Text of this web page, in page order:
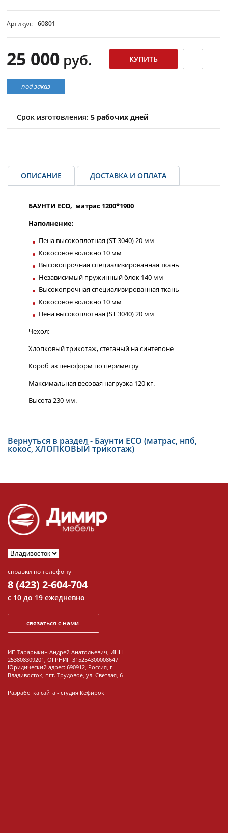
Артикул: 60801
25 000 руб.
под заказ
Срок изготовления: 5 рабочих дней
ОПИСАНИЕ ДОСТАВКА И ОПЛАТА
БАУНТИ ECO, матрас 1200*1900
Наполнение:
Пена высокоплотная (ST 3040) 20 мм
Кокосовое волокно 10 мм
Высокопрочная специализированная ткань
Независимый пружинный блок 140 мм
Высокопрочная специализированная ткань
Кокосовое волокно 10 мм
Пена высокоплотная (ST 3040) 20 мм
Чехол:
Хлопковый трикотаж, стеганый на синтепоне
Короб из пеноформ по периметру
Максимальная весовая нагрузка 120 кг.
Высота 230 мм.
Вернуться в раздел - Баунти ECO (матрас, нпб,
кокос, ХЛОПКОВЫЙ трикотаж)
справки по телефону
8 (423) 2-604-704
с 10 до 19 ежедневно
связаться с нами
ИП Тарарыкин Андрей Анатольевич, ИНН
253808309201, ОГРНИП 315254300008647
Юридический адрес: 690912, Россия, г.
Владивосток, пгт. Трудовое, ул. Светлая, 6
Разработка сайта - студия Кефирок